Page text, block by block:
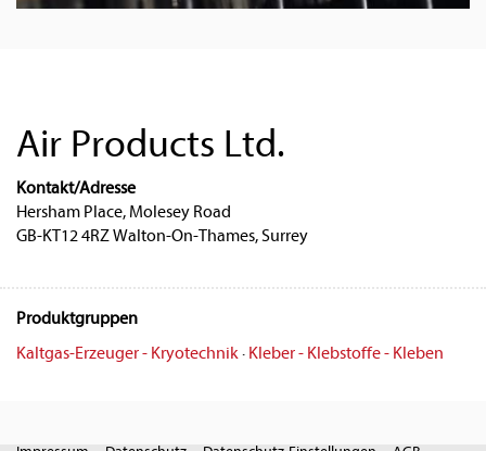
Air Products Ltd.
Kontakt/Adresse
Hersham Place, Molesey Road
GB-KT12 4RZ Walton-On-Thames, Surrey
Produktgruppen
Kaltgas-Erzeuger - Kryotechnik· Kleber - Klebstoffe - Kleben